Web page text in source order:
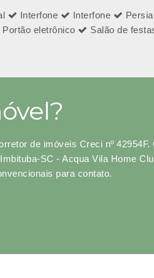
Interfone Interfone
Portão eletrônico Salão de
de imóveis Creci nº
SC - Acqua Vila Home
para contato.